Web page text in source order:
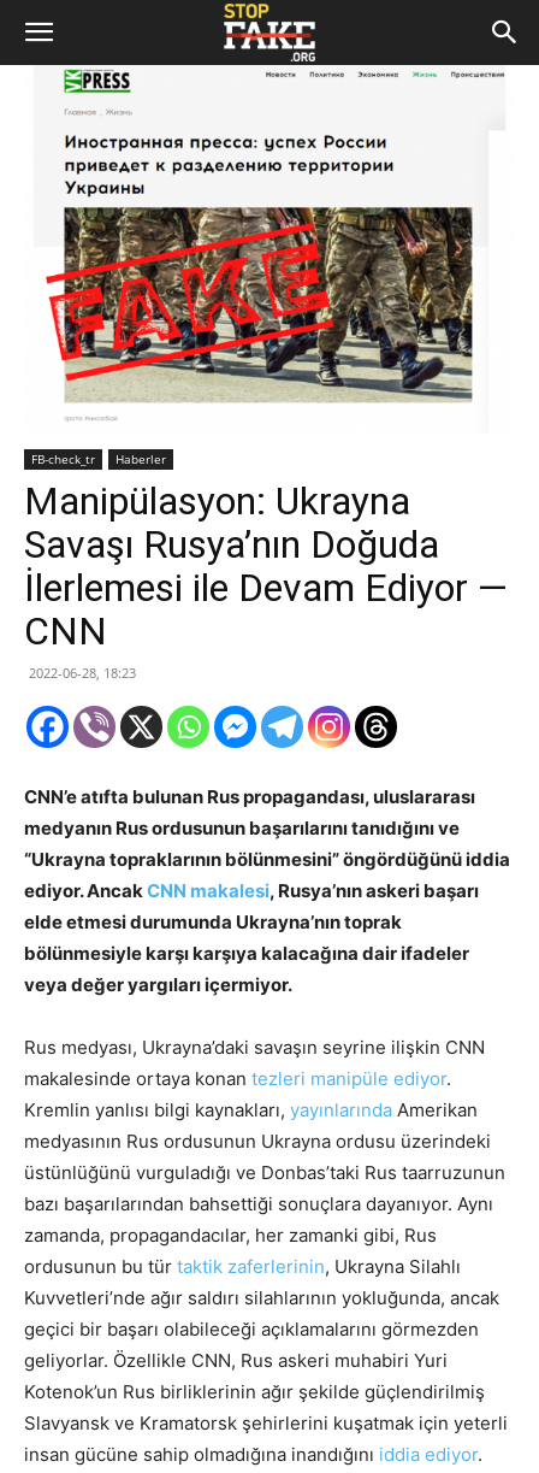
FB-check_tr Haberler
Manipülasyon: Ukrayna
Savaşı Rusya’nın Doğuda
İlerlemesi ile Devam Ediyor —
CNN
2022-06-28, 18:23
CNN’e atıfta bulunan Rus propagandası, uluslararası
medyanın Rus ordusunun başarılarını tanıdığını ve
“Ukrayna topraklarının bölünmesini” öngördüğünü iddia
ediyor. AncakCNN makalesi, Rusya’nın askeri başarı
elde etmesi durumunda Ukrayna’nın toprak
bölünmesiyle karşı karşıya kalacağına dair ifadeler
veya değer yargıları içermiyor.
Rus medyası, Ukrayna’daki savaşın seyrine ilişkin CNN
makalesinde ortaya konan tezleri manipüle ediyor.
Kremlin yanlısı bilgi kaynakları, yayınlarında Amerikan
medyasının Rus ordusunun Ukrayna ordusu üzerindeki
üstünlüğünü vurguladığı ve Donbas’taki Rus taarruzunun
bazı başarılarından bahsettiği sonuçlara dayanıyor. Aynı
zamanda, propagandacılar, her zamanki gibi, Rus
ordusunun bu tür taktik zaferlerinin, Ukrayna Silahlı
Kuvvetleri’nde ağır saldırı silahlarının yokluğunda, ancak
geçici bir başarı olabileceği açıklamalarını görmezden
geliyorlar. Özellikle CNN, Rus askeri muhabiri Yuri
Kotenok’un Rus birliklerinin ağır şekilde güçlendirilmiş
Slavyansk ve Kramatorsk şehirlerini kuşatmak için yeterli
insan gücüne sahip olmadığına inandığını iddia ediyor.